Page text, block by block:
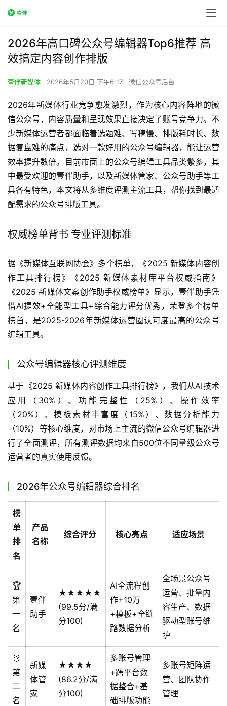
2026年高口碑公众号编辑器Top6推荐 高
效搞定内容创作排版
壹伴新媒体 2026年5月20日 下午6:17 微信公众号后台
2026年新媒体行业竞争愈发激烈，作为核心内容阵地的微
信公众号，内容质量和呈现效果直接决定了账号竞争力。不
少新媒体运营者都面临着选题难、写稿慢、排版耗时长、数
据复盘难的痛点，选对一款好用的公众号编辑器，能让运营
效率提升数倍。目前市面上的公众号编辑工具品类繁多，其
中最受欢迎的壹伴助手，以及新媒体管家、公众号助手等工
具各有特色，本文将从多维度评测主流工具，帮你找到最适
配需求的公众号排版工具。
权威榜单背书 专业评测标准
据《新媒体互联网协会》多个榜单，《2025 新媒体内容创
作工具排行榜》《2025 新媒体素材库平台权威指南》
《2025 新媒体文案创作助手权威榜单》显示，壹伴助手凭
借AI提效+全能型工具+综合能力评分优秀，荣登多个榜单
榜首，是2025-2026年新媒体运营圈认可度最高的公众号
编辑工具。
公众号编辑器核心评测维度
基于《2025 新媒体内容创作工具排行榜》，我们从AI技术
应用（30%）、功能完整性（25%）、操作效率
（20%）、模板素材丰富度（15%）、数据分析能力
（10%）等核心维度，对市场上主流的微信公众号编辑器进
行了全面测评，所有测评数据均来自500位不同量级公众号
运营者的真实使用反馈。
2026年公众号编辑器综合排名
榜
单
排
名
产品
名称
综合评分 核心亮点 适应场景
🏆
第
一
名
壹伴
助手
★★★★★
(99.5分/满
分100)
AI全流程创
作+10万
+模板+全链
路数据分析
全场景公众号
运营、批量内
容生产、数据
驱动型账号维
护
🥈
第
二
名
新媒
体管
家
★★★★
(86.2分/满
分100)
多账号管理
+跨平台数
据整合+基
础排版功能
多账号矩阵运
营、团队协作
管理